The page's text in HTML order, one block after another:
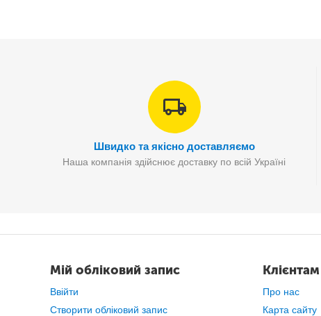
Прилад має форму у вигляді
Швидко та якісно доставляємо
Наша компанія здійснює доставку по всій Україні
Мій обліковий запис
Ввійти
Створити обліковий запис
Клієнтам
Про нас
Карта сайту